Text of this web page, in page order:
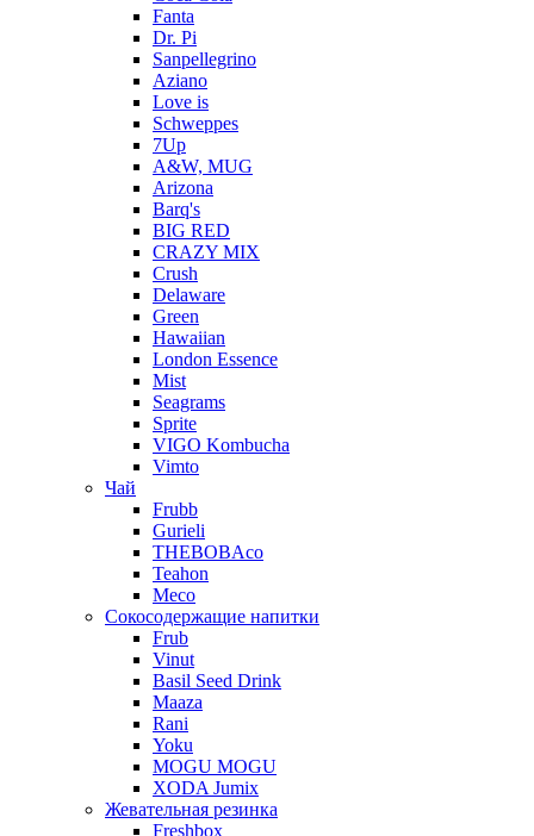
Fanta
Dr. Pi
Sanpellegrino
Aziano
Love is
Schweppes
7Up
A&W, MUG
Arizona
Barq's
BIG RED
CRAZY MIX
Crush
Delaware
Green
Hawaiian
London Essence
Mist
Seagrams
Sprite
VIGO Kombucha
Vimto
Чай
Frubb
Gurieli
THEBOBAco
Teahon
Meco
Сокосодержащие напитки
Frub
Vinut
Basil Seed Drink
Maaza
Rani
Yoku
MOGU MOGU
XODA Jumix
Жевательная резинка
Freshbox